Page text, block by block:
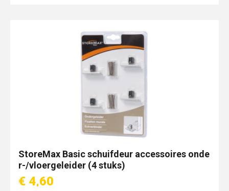
StoreMax Basic schuifdeur accessoires onde
r-/vloergeleider (4 stuks)
€ 4,60